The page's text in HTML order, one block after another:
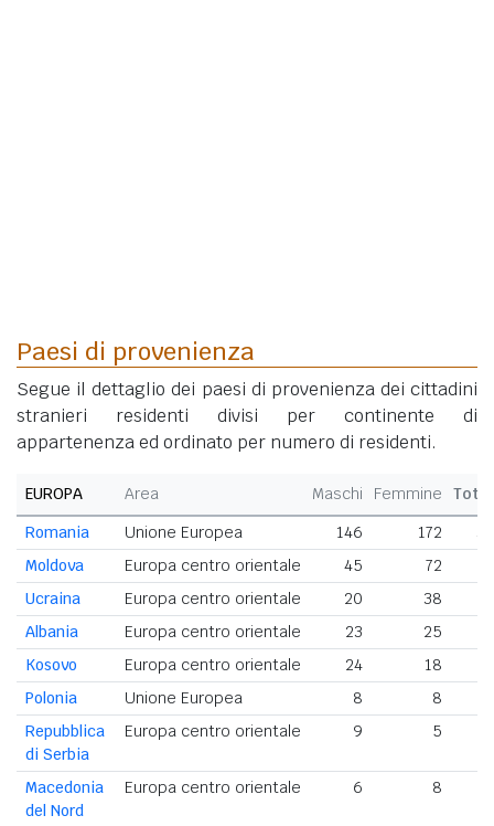
Paesi di provenienza
Segue il dettaglio dei paesi di provenienza dei cittadini
stranieri residenti divisi per continente di
appartenenza ed ordinato per numero di residenti.
EUROPA Area Maschi Femmine
Romania
Unione Europea 146 172
Moldova
Europa centro orientale 45 72
Ucraina
Europa centro orientale 20 38
Albania
Europa centro orientale 23 25
Kosovo
Europa centro orientale 24 18
Polonia
Unione Europea 8 8
Repubblica
di Serbia
Europa centro orientale 9 5
Macedonia
del Nord
Europa centro orientale 6 8